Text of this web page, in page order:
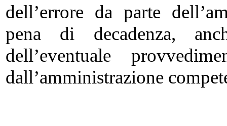
dell’errore da parte
pena di decadenza,
dell’eventuale
dall’amministrazione